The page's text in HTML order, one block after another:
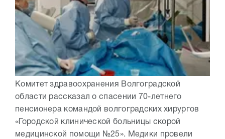
Комитет здравоохранения Волгоградской
области рассказал о спасении 70-летнего
пенсионера командой волгоградских хирургов
«Городской клинической больницы скорой
медицинской помощи №25». Медики провели